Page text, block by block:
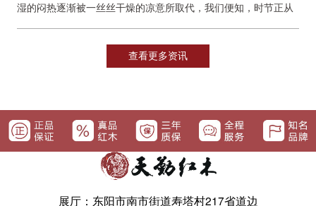
湿的闷热逐渐被一丝丝干燥的凉意所取代，我们便知，时节正从
查看更多资讯
展厅：东阳市南市街道寿塔村217省道边